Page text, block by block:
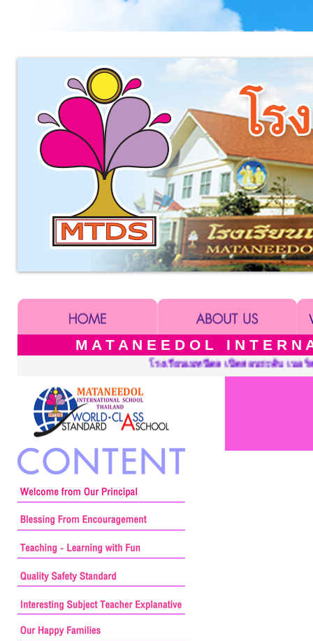
M A T A N E E D O L I N T E R
โรงเรียนเมทนีดล เปิดสอนระดับ เนอร์สเซอรี่ อนุบาลและปร